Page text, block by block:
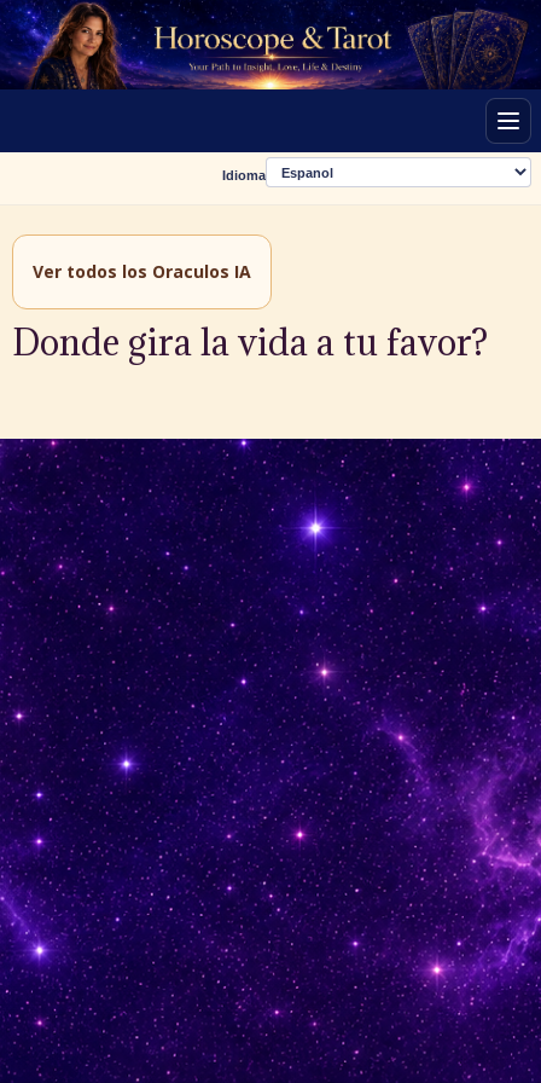
Idioma
Ver todos los Oraculos IA
Donde gira la vida a tu favor?